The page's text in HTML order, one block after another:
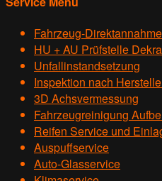
Fahrzeug-Direktannahme
HU + AU Prüfstelle Dekra
Unfallinstandsetzung
Inspektion nach
3D Achsvermessung
Fahrzeugreinigung
Reifen Service und
Auspuffservice
Auto-Glasservice